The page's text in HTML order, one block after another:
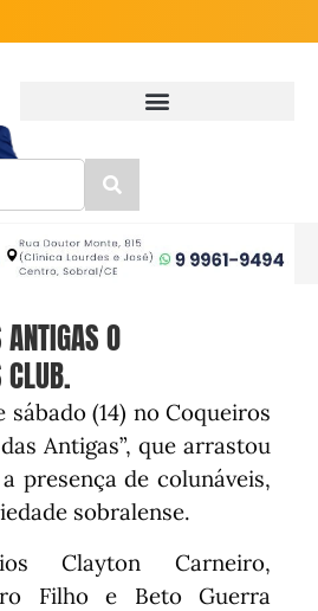
ANTIGAS O
CLUB.
sábado (14) no Coqueiros
Antigas”, que arrastou
presença de colunáveis,
sobralense.
Clayton Carneiro,
Filho e Beto Guerra